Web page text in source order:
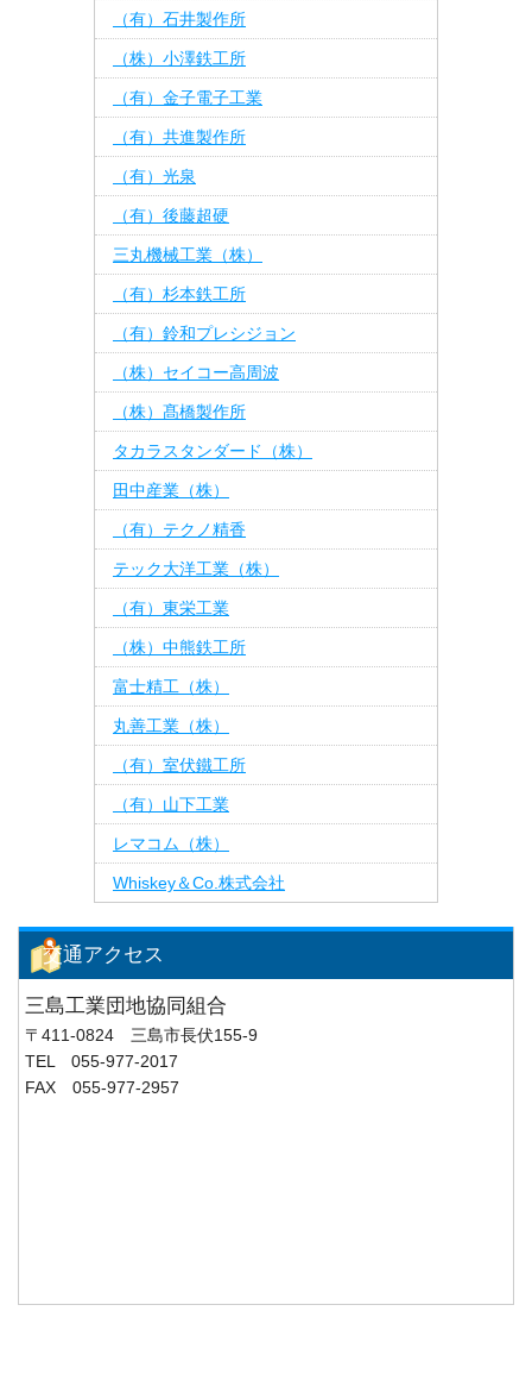
（有）石井製作所
（株）小澤鉄工所
（有）金子電子工業
（有）共進製作所
（有）光泉
（有）後藤超硬
三丸機械工業（株）
（有）杉本鉄工所
（有）鈴和プレシジョン
（株）セイコー高周波
（株）髙橋製作所
タカラスタンダード（株）
田中産業（株）
（有）テクノ精香
テック大洋工業（株）
（有）東栄工業
（株）中熊鉄工所
富士精工（株）
丸善工業（株）
（有）室伏鐵工所
（有）山下工業
レマコム（株）
Whiskey＆Co.株式会社
交通アクセス
三島工業団地協同組合
〒411-0824 三島市長伏155-9
TEL 055-977-2017
FAX 055-977-2957